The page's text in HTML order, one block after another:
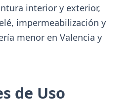
interior y exterior,
impermeabilización y
menor en Valencia y
de Uso